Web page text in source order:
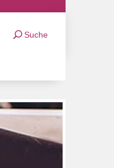
Suche